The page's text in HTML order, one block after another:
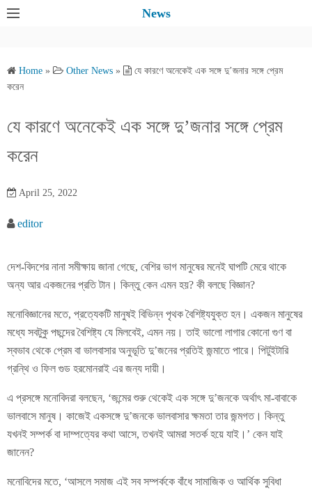
News
Home » Other News »
যে কারণে অনেকেই এক সঙ্গে দু’জনার সঙ্গে প্রেম
করেন
যে কারণে অনেকেই এক সঙ্গে দু’জনার সঙ্গে প্রেম
করেন
April 25, 2022
editor
দেশ-বিদশের নানা সমীক্ষায় জানা গেছে, বেশির ভাগ মানুষের মনেই ঘাপটি মেরে থাকে
অন্য আর একজনের প্রতি টান। কিন্তু কেন এমন হয়? কী বলছে বিজ্ঞান?
মনোবিজ্ঞানের মতে, প্রত্যেকটি মানুষই বিভিন্ন পৃথক বৈশিষ্ট্যযুক্ত হন। একজন মানুষের
মধ্যে সবটুকু পছন্দের বৈশিষ্ট্য যে মিলবেই, এমন নয়। তাই ভালো লাগার কোনো গুণ বা
স্বভাব থেকে প্রেম বা ভালবাসার অনুভূতি দু’জনের প্রতিই জন্মাতে পারে। পিটুইটারি
গ্রন্থি ও ফিল গুড হরমোনরাই এর জন্য দায়ী।
এ প্রসঙ্গে মনোবিদরা বলছেন, ‘জন্মের শুরু থেকেই এক সঙ্গে দু’জনকে অর্থাৎ মা-বাবাকে
ভালবাসে মানুষ। কাজেই একসঙ্গে দু’জনকে ভালবাসার ক্ষমতা তার জন্মগত। কিন্তু
যখনই সম্পর্ক বা দাম্পত্যের কথা আসে, তখনই আমরা সতর্ক হয়ে যাই।’ কেন যাই
জানেন?
মনোবিদের মতে, ‘আসলে সমাজ এই সব সম্পর্ককে বাঁধে সামাজিক ও আর্থিক সুবিধা